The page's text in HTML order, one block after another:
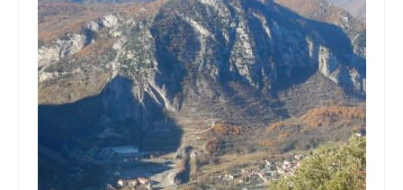
La commission SSF
La commission Canyons
La commission EDSC
La commission WEB
La commission scientifique / environnement